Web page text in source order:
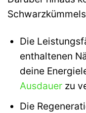
Die
enthaltenen
deine
Ausdauerzu
Die